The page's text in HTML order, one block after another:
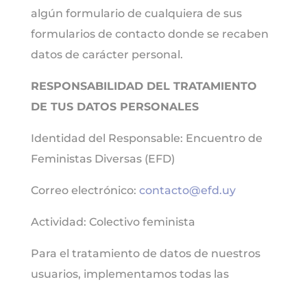
algún formulario de cualquiera de sus
formularios de contacto donde se recaben
datos de carácter personal.
RESPONSABILIDAD DEL TRATAMIENTO
DE TUS DATOS PERSONALES
Identidad del Responsable: Encuentro de
Feministas Diversas (EFD)
Correo electrónico: contacto@efd.uy
Actividad: Colectivo feminista
Para el tratamiento de datos de nuestros
usuarios, implementamos todas las